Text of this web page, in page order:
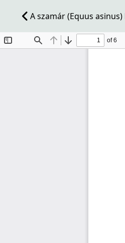
A szamár (Equus